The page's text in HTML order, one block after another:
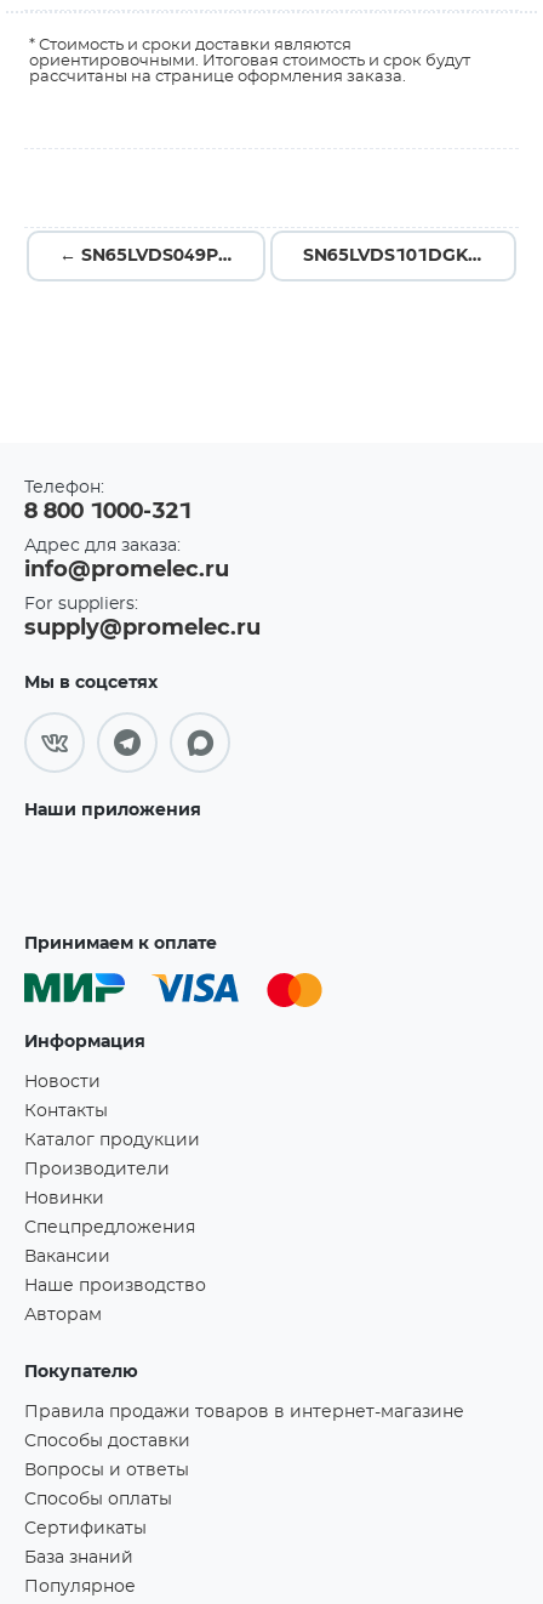
* Стоимость и сроки доставки являются
ориентировочными. Итоговая стоимость и срок будут
рассчитаны на странице оформления заказа.
← SN65LVDS049PW SN65LVDS101DGK →
Телефон:
8 800 1000-321
Адрес для заказа:
info@promelec.ru
For suppliers:
supply@promelec.ru
Мы в соцсетях
Наши приложения
Принимаем к оплате
Информация
Новости
Контакты
Каталог продукции
Производители
Новинки
Спецпредложения
Вакансии
Наше производство
Авторам
Покупателю
Правила продажи товаров в интернет-магазине
Способы доставки
Вопросы и ответы
Способы оплаты
Сертификаты
База знаний
Популярное